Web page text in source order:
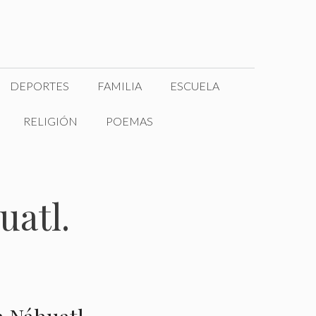
DEPORTES FAMILIA ESCUELA
RELIGIÓN POEMAS